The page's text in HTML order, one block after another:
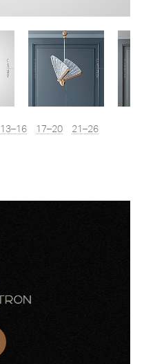
13–16 17–20 21–26